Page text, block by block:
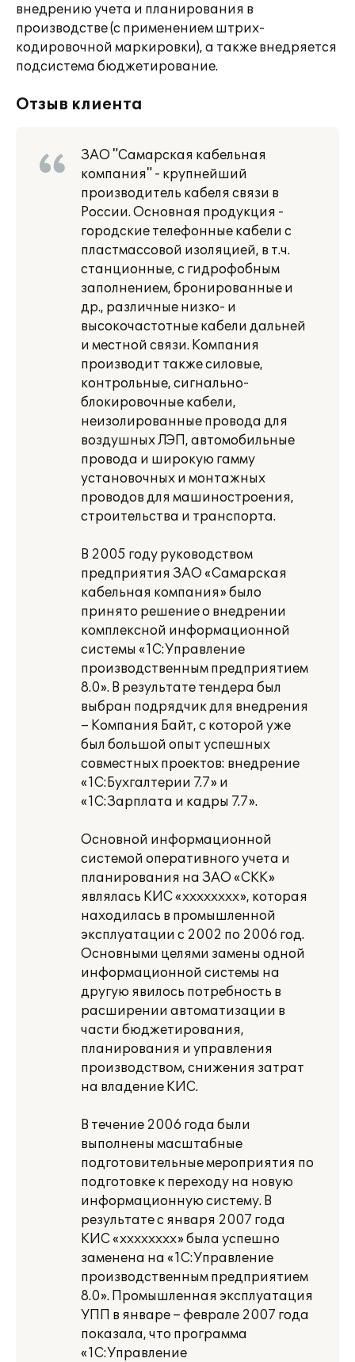
внедрению учета и планирования в
производстве (с применением штрих-
кодировочной маркировки), а также внедряется
подсистема бюджетирование.
Отзыв клиента
ЗАО "Самарская кабельная
компания" - крупнейший
производитель кабеля связи в
России. Основная продукция -
городские телефонные кабели с
пластмассовой изоляцией, в т.ч.
станционные, с гидрофобным
заполнением, бронированные и
др., различные низко- и
высокочастотные кабели дальней
и местной связи. Компания
производит также силовые,
контрольные, сигнально-
блокировочные кабели,
неизолированные провода для
воздушных ЛЭП, автомобильные
провода и широкую гамму
установочных и монтажных
проводов для машиностроения,
строительства и транспорта.
В 2005 году руководством
предприятия ЗАО «Самарская
кабельная компания» было
принято решение о внедрении
комплексной информационной
системы «1С:Управление
производственным предприятием
8.0». В результате тендера был
выбран подрядчик для внедрения
– Компания Байт, с которой уже
был большой опыт успешных
совместных проектов: внедрение
«1С:Бухгалтерии 7.7» и
«1С:Зарплата и кадры 7.7».
Основной информационной
системой оперативного учета и
планирования на ЗАО «СКК»
являлась КИС «xxxxxxxx», которая
находилась в промышленной
эксплуатации с 2002 по 2006 год.
Основными целями замены одной
информационной системы на
другую явилось потребность в
расширении автоматизации в
части бюджетирования,
планирования и управления
производством, снижения затрат
на владение КИС.
В течение 2006 года были
выполнены масштабные
подготовительные мероприятия по
подготовке к переходу на новую
информационную систему. В
результате с января 2007 года
КИС «xxxxxxxx» была успешно
заменена на «1С:Управление
производственным предприятием
8.0». Промышленная эксплуатация
УПП в январе – феврале 2007 года
показала, что программа
«1С:Управление